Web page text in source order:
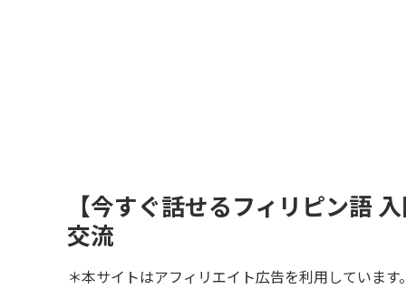
【今すぐ話せるフィリピン語
交流
＊本サイトはアフィリエイト広告を利用しています